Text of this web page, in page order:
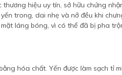
hiệu uy tín, sở hữu chứng
trong, dai nhẹ và nở đều khi
láng bóng, vì có thể đã bị pha
hóa chất. Yến được làm sạch tỉ